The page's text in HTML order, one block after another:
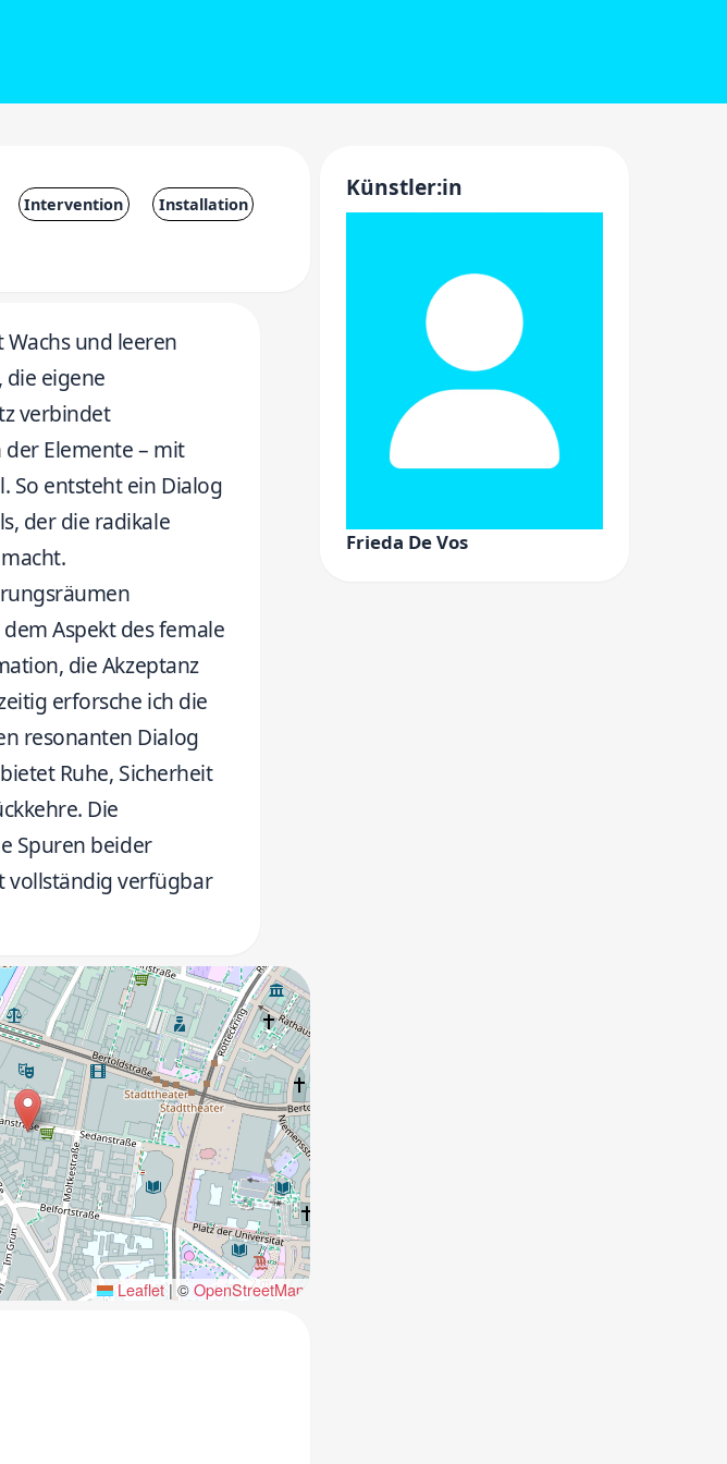
Intervention Installation
und leeren
eigene
verbindet
Elemente – mit
So entsteht ein Dialog
der die radikale
Aspekt des female
die Akzeptanz
erforsche ich die
resonanten Dialog
Ruhe, Sicherheit
Die
Spuren beider
vollständig verfügbar
Leaflet | ©OpenStreetMap
Künstler:in
Frieda De Vos